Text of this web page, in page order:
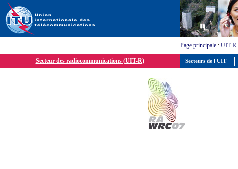
Page principale : UIT-R
Secteur des radiocommunications (UIT-R) Secteurs de l'UIT